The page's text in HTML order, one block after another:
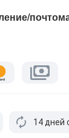
14 дней